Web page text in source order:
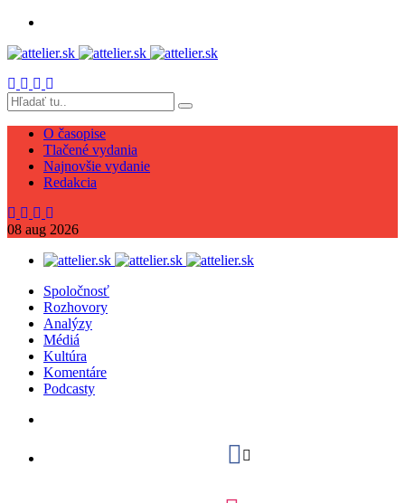
O časopise
Tlačené vydania
Najnovšie vydanie
Redakcia
08 aug 2026
Spoločnosť
Rozhovory
Analýzy
Médiá
Kultúra
Komentáre
Podcasty